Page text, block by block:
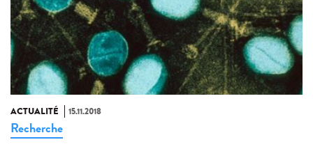
ACTUALITÉ 15.11.2018
Recherche